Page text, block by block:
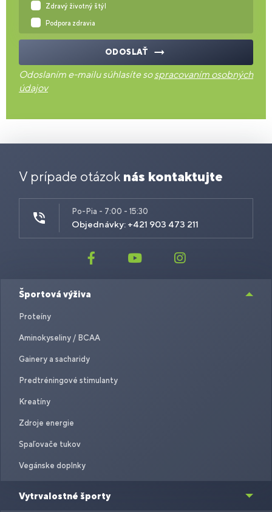
Zdravý životný štýl
Podpora zdravia
ODOSLAŤ
Odoslaním e-mailu súhlasíte sospracovaním osobných
údajov
V prípade otázok nás kontaktujte
Po-Pia - 7:00 - 15:30
Objednávky: +421 903 473 211
Športová výživa
Proteíny
Aminokyseliny / BCAA
Gainery a sacharidy
Predtréningové stimulanty
Kreatíny
Zdroje energie
Spaľovače tukov
Vegánske doplnky
Vytrvalostné športy